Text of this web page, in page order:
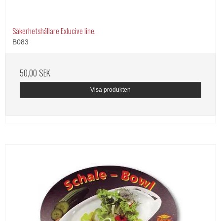
Säkerhetshållare Exlucive line.
B083
50,00 SEK
Visa produkten